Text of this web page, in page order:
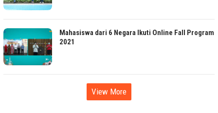
Mahasiswa dari 6 Negara Ikuti Online Fall Program
2021
View More